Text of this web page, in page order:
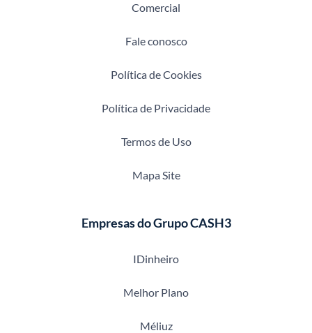
Comercial
Fale conosco
Política de Cookies
Política de Privacidade
Termos de Uso
Mapa Site
Empresas do Grupo CASH3
IDinheiro
Melhor Plano
Méliuz